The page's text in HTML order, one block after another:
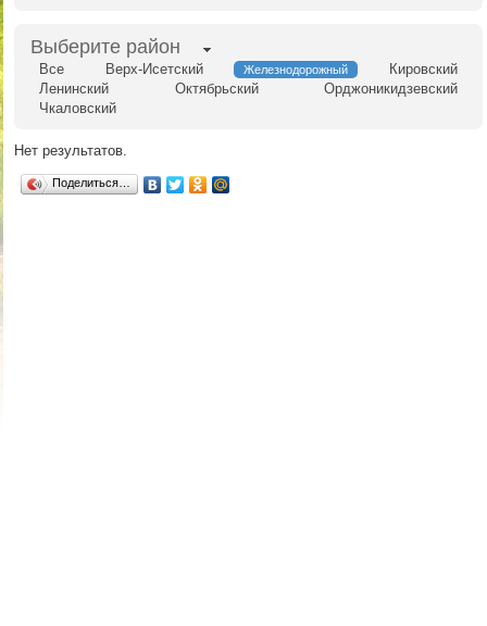
Выберите район
Все Верх-Исетский Железнодорожный
Кировский
Ленинский
Октябрьский
Орджоникидзевский
Чкаловский
Нет результатов.
Поделиться…